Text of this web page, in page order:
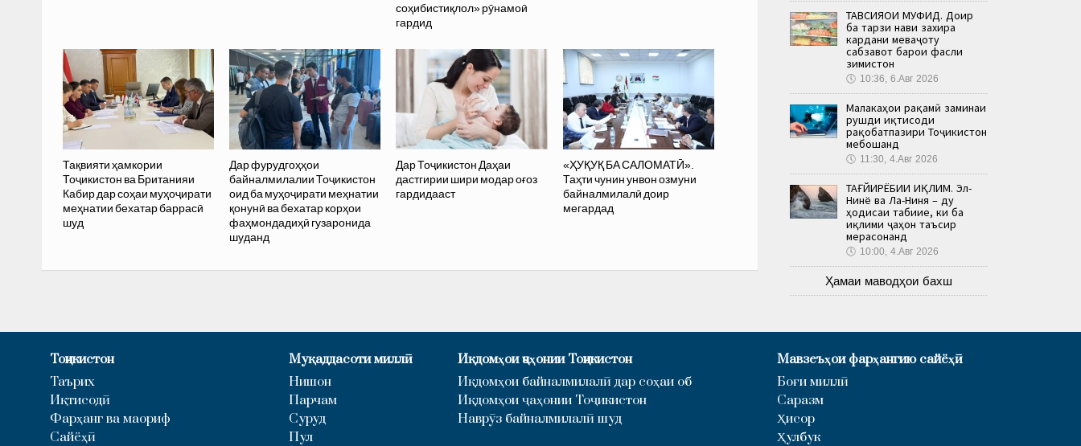
соҳибистиқлол» рӯнамоӣ
гардид
Тақвияти ҳамкории
Тоҷикистон ва Британияи
Кабир дар соҳаи муҳоҷирати
меҳнатии бехатар баррасӣ
шуд
Дар фурудгоҳҳои
байналмилалии Тоҷикистон
оид ба муҳоҷирати меҳнатии
қонунӣ ва бехатар корҳои
фаҳмондадиҳӣ гузаронида
шуданд
Дар Тоҷикистон Даҳаи
дастгирии шири модар оғоз
гардидааст
«ҲУҚУҚ БА САЛОМАТӢ».
Таҳти чунин унвон озмуни
байналмилалӣ доир
мегардад
ТАВСИЯҲОИ МУФИД. Доир
ба тарзи нави захира
кардани меваҷоту
сабзавот барои фасли
зимистон
🕔 10:36, 6.Авг 2026
Малакаҳои рақамӣ заминаи
рушди иқтисоди
рақобатпазири Тоҷикистон
мебошанд
🕔 11:30, 4.Авг 2026
ТАҒЙИРЁБИИ ИҚЛИМ. Эл-
Нинё ва Ла-Ниня – ду
ҳодисаи табиие, ки ба
иқлими ҷаҳон таъсир
мерасонанд
🕔 10:00, 4.Авг 2026
Ҳамаи маводҳои бахш
Тоҷикистон
Таърих
Иқтисодӣ
Фарҳанг ва маориф
Сайёҳӣ
Муқаддасоти миллӣ
Нишон
Парчам
Суруд
Пул
Иқдомҳои ҷаҳонии Тоҷикистон
Иқдомҳои байналмилалӣ дар соҳаи об
Иқдомҳои ҷаҳонии Тоҷикистон
Наврӯз байналмилалӣ шуд
Мавзеъҳои фарҳангию сайёҳӣ
Боғи миллӣ
Саразм
Ҳисор
Ҳулбук